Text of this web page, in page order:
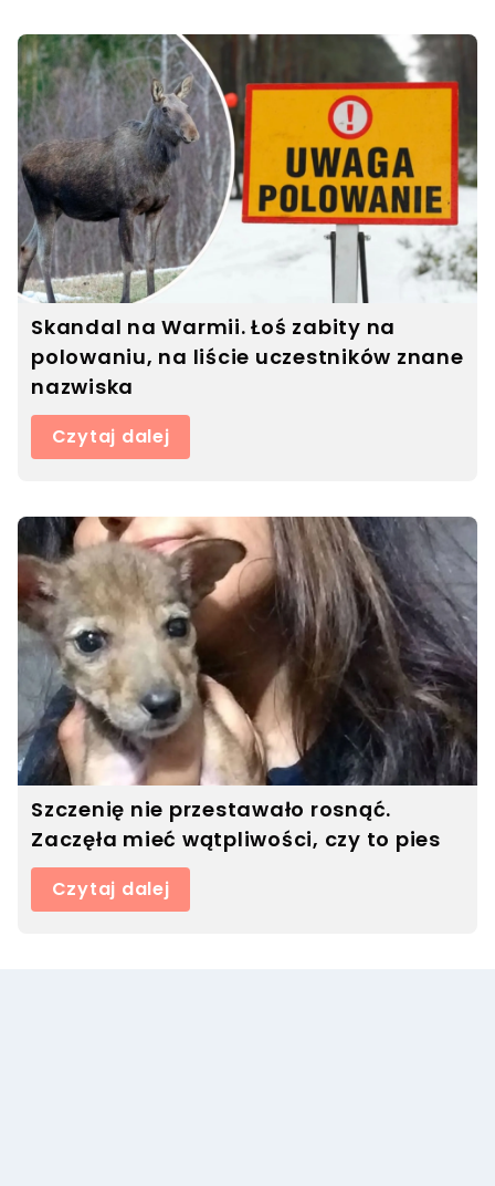
Skandal na Warmii. Łoś zabity na
polowaniu, na liście uczestników znane
nazwiska
Czytaj dalej
Szczenię nie przestawało rosnąć.
Zaczęła mieć wątpliwości, czy to pies
Czytaj dalej